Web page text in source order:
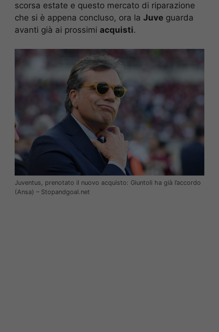
scorsa estate e questo mercato di riparazione
che si è appena concluso, ora la Juve guarda
avanti già ai prossimi acquisti.
Juventus, prenotato il nuovo acquisto: Giuntoli ha già l’accordo
(Ansa) – Stopandgoal.net